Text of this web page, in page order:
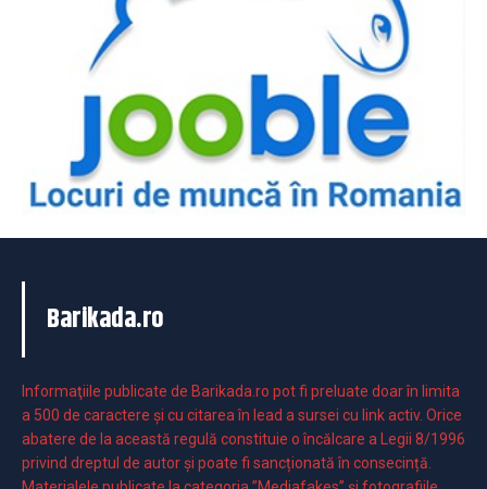
Barikada.ro
Informaţiile publicate de Barikada.ro pot fi preluate doar în limita
a 500 de caractere şi cu citarea în lead a sursei cu link activ. Orice
abatere de la această regulă constituie o încălcare a Legii 8/1996
privind dreptul de autor și poate fi sancționată în consecință.